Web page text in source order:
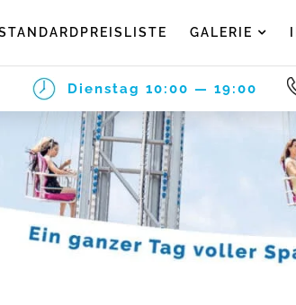
GALERIE
Dienstag 10:00 — 19:00